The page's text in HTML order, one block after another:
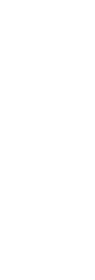
Lire les questions
Concerning whom
corruption sur la
nous ne sommes
ce sont eux les
s’en rendent pas
"Croyez comme les
"Croirons-nous
Certes, ce sont eux
mais ils ne le savent
ceux qui ont cru, ils
quand ils se
disent: "Nous
faisions que nous
qui Se moque d’eux
révolte et
sont eux qui ont
l’égarement. Eh
Et ils ne sont pas sur
French